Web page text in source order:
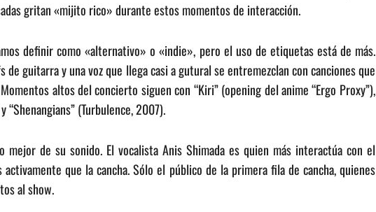
gritan «mijito rico» durante estos momentos de interacción.
definir como «alternativo» o «indie», pero el uso de etiquetas está de más.
guitarra y una voz que llega casi a gutural se entremezclan con canciones que
altos del concierto siguen con “Kiri” (opening del anime “Ergo Proxy”),
“Shenangians” (Turbulence, 2007).
de su sonido. El vocalista Anis Shimada es quien más interactúa con el
que la cancha. Sólo el público de la primera fila de cancha, quienes
al show.